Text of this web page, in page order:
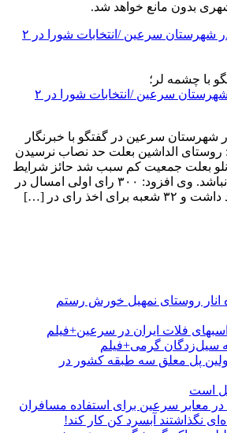
با چشمه لر؛
وجود ۳۰۰ رای اولی در شهرستان سرعین /انتخابات شورا در ۲
سرعین در گفتگو با خبرنگار
الداشین بعلت حد نصاب نرسیدن
بعلت جمعیت کم سبب شد حائز شرایط
برگزاری انتخابات شورا نباشد. وی افزود: ۳۰۰ رای اولی امسال در
اخذ رای در […]